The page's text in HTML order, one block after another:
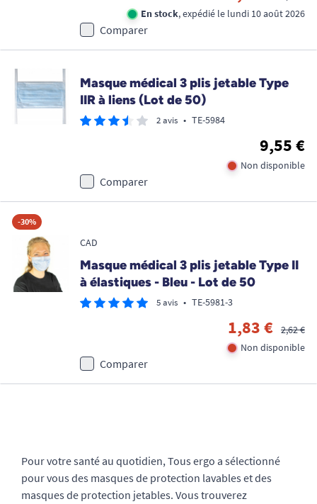
En stock, expédié le lundi 10 août 2026
Comparer
Masque médical 3 plis jetable Type
IIR à liens (Lot de 50)
2 avis • TE-5984
9,55 €
Non disponible
Comparer
-30%
CAD
Masque médical 3 plis jetable Type II
à élastiques - Bleu - Lot de 50
5 avis • TE-5981-3
1,83 €
2,62 €
Non disponible
Comparer
Pour votre santé au quotidien, Tous ergo a sélectionné
pour vous des masques de protection lavables et des
masques de protection jetables. Vous trouverez